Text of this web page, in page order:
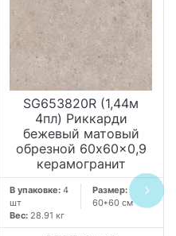
SG653820R (1,44м
4пл) Риккарди
бежевый матовый
обрезной 60x60x0,9
керамогранит
В упаковке: 4
шт
Размер:
60*60 см
Вес: 28.91 кг